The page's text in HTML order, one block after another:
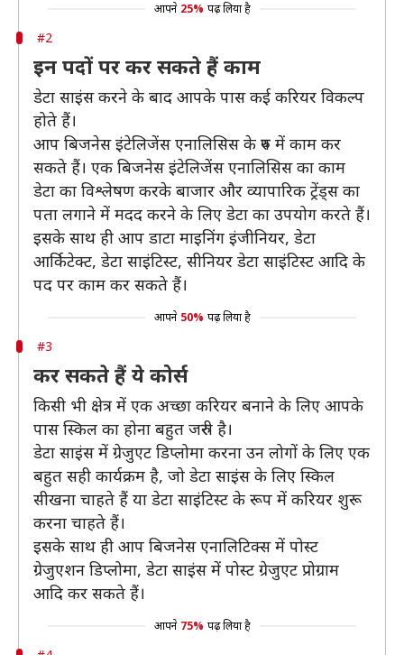
आपने 25% पढ़ लिया है
#2
इन पदों पर कर सकते हैं काम
डेटा साइंस करने के बाद आपके पास कई करियर विकल्प
होते हैं।
आप बिजनेस इंटेलिजेंस एनालिसिस के रुप में काम कर
सकते हैं। एक बिजनेस इंटेलिजेंस एनालिसिस का काम
डेटा का विश्लेषण करके बाजार और व्यापारिक ट्रेंड्स का
पता लगाने में मदद करने के लिए डेटा का उपयोग करते हैं।
इसके साथ ही आप डाटा माइनिंग इंजीनियर, डेटा
आर्किटेक्ट, डेटा साइंटिस्ट, सीनियर डेटा साइंटिस्ट आदि के
पद पर काम कर सकते हैं।
आपने 50% पढ़ लिया है
#3
कर सकते हैं ये कोर्स
किसी भी क्षेत्र में एक अच्छा करियर बनाने के लिए आपके
पास स्किल का होना बहुत जरुरी है।
डेटा साइंस में ग्रेजुएट डिप्लोमा करना उन लोगों के लिए एक
बहुत सही कार्यक्रम है, जो डेटा साइंस के लिए स्किल
सीखना चाहते हैं या डेटा साइंटिस्ट के रूप में करियर शुरू
करना चाहते हैं।
इसके साथ ही आप बिजनेस एनालिटिक्स में पोस्ट
ग्रेजुएशन डिप्लोमा, डेटा साइंस में पोस्ट ग्रेजुएट प्रोग्राम
आदि कर सकते हैं।
आपने 75% पढ़ लिया है